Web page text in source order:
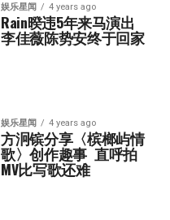
娱乐星闻 4 years ago
Rain暌违5年来马演出
李佳薇陈势安终于回家
娱乐星闻 4 years ago
方泂镔分享〈槟榔屿情
歌〉创作趣事  直呼拍
MV比写歌还难